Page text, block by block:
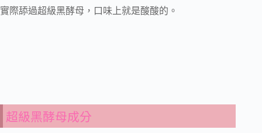
實際舔過超級黑酵母，口味上就是酸酸的。
超級黑酵母成分